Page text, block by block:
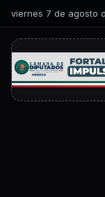
viernes 7 de agosto